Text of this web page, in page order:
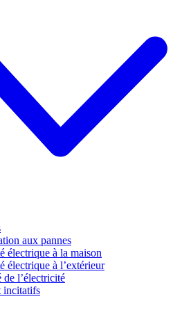
aux pannes
électrique à la maison
électrique à l’extérieur
de l’électricité
incitatifs